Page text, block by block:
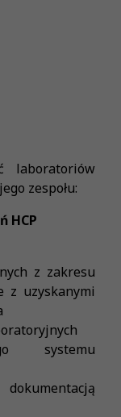
laboratoriów
zespołu:
HCP
z zakresu
z uzyskanymi
systemu